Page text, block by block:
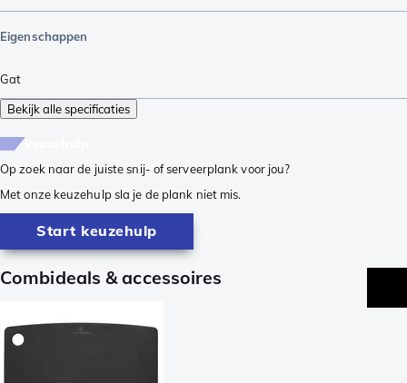
Eigenschappen
Gat
Bekijk alle specificaties
Op zoek naar de juiste snij- of serveerplank voor jou?
Met onze keuzehulp sla je de plank niet mis.
Start keuzehulp
Combideals & accessoires